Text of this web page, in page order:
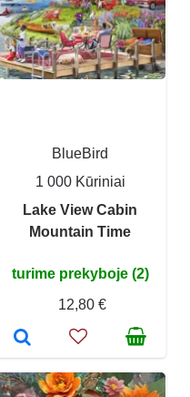
BlueBird
1 000 Kūriniai
Lake View Cabin
Mountain Time
turime prekyboje (2)
12,80 €